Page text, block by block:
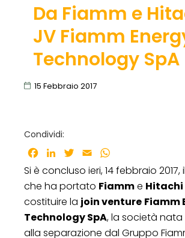
Da Fiamm e
JV Fiamm
Technology SpA
15 Febbraio 2017
Condividi:
Facebook
LinkedInTwitter
Email
Si è concluso ieri, 14 febbraio
che ha portato Fiamme Hitachi
costituire la join venture Fiamm
Technology SpA, la società nata
alla separazione dal Gruppo